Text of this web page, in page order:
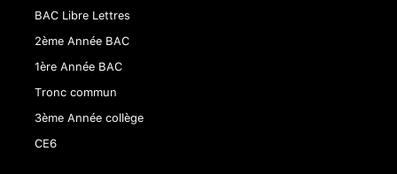
BAC Libre Lettres
2ème Année BAC
1ère Année BAC
Tronc commun
3ème Année collège
CE6